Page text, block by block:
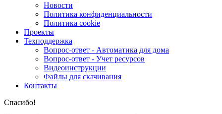
Новости
Политика конфиденциальности
Политика cookie
Проекты
Техподдержка
Вопрос-ответ - Автоматика для дома
Вопрос-ответ - Учет ресурсов
Видеоинструкции
Файлы для скачивания
Контакты
Спасибо!